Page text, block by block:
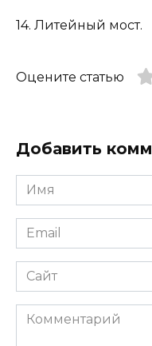
14. Литейный мост.
Оцените статью
Добавить
Имя
*
Email
*
Сайт
Комментарий